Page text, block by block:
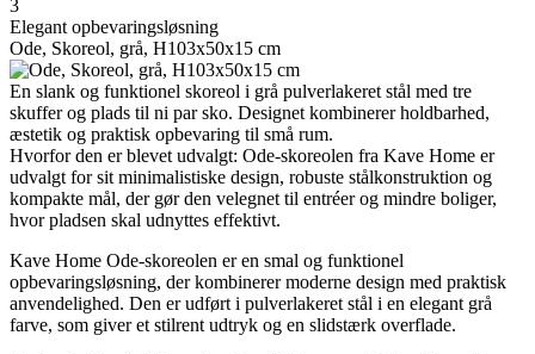
3
Elegant opbevaringsløsning
Ode, Skoreol, grå, H103x50x15 cm
En slank og funktionel skoreol i grå pulverlakeret stål med tre
skuffer og plads til ni par sko. Designet kombinerer holdbarhed,
æstetik og praktisk opbevaring til små rum.
Hvorfor den er blevet udvalgt: Ode-skoreolen fra Kave Home er
udvalgt for sit minimalistiske design, robuste stålkonstruktion og
kompakte mål, der gør den velegnet til entréer og mindre boliger,
hvor pladsen skal udnyttes effektivt.
Kave Home Ode-skoreolen er en smal og funktionel
opbevaringsløsning, der kombinerer moderne design med praktisk
anvendelighed. Den er udført i pulverlakeret stål i en elegant grå
farve, som giver et stilrent udtryk og en slidstærk overflade.